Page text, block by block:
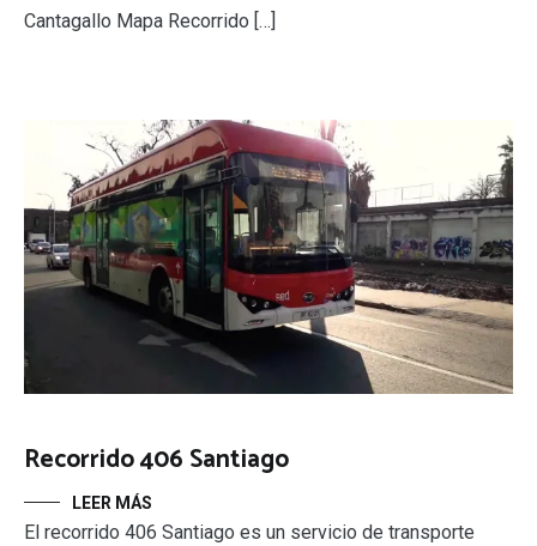
Cantagallo Mapa Recorrido […]
Recorrido 406 Santiago
LEER MÁS
El recorrido 406 Santiago es un servicio de transporte